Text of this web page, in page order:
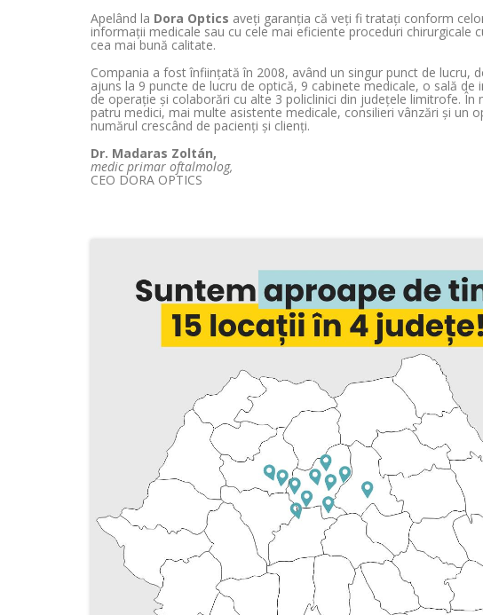
Apelând la Dora Optics aveți garanția că veți fi tratați conform
informații medicale sau cu cele mai eficiente proceduri chirurgicale
cea mai bună calitate.
Compania a fost înființată în 2008, având un singur punct de lucru,
ajuns la 9 puncte de lucru de optică, 9 cabinete medicale, o sală de
de operație și colaborări cu alte 3 policlinici din județele limitrofe. În
patru medici, mai multe asistente medicale, consilieri vânzări și un
numărul crescând de pacienți și clienți.
Dr. Madaras Zoltán,
medic primar oftalmolog,
CEO DORA OPTICS